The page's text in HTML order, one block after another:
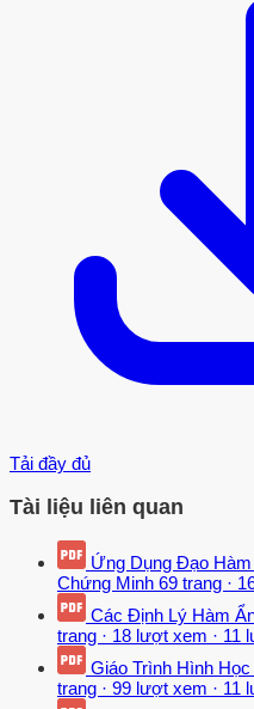
Tải đầy đủ
Tài liệu liên quan
Ứng Dụng Đạo
Chứng Minh 69 trang ·
Các Định Lý Hàm
trang · 18 lượt xem · 11
Giáo Trình Hình
trang · 99 lượt xem · 11